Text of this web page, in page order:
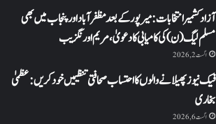
آزاد کشمیر انتخابات: میرپور کے بعد مظفرآباد اور پنجاب میں بھی
مسلم لیگ (ن) کی کامیابی کا دعویٰ، مریم اورنگزیب
اگست 2, 2026
فیک نیوز پھیلانے والوں کا احتساب صحافتی تنظیمیں خود کریں: عظمیٰ
بخاری
اگست 6, 2026